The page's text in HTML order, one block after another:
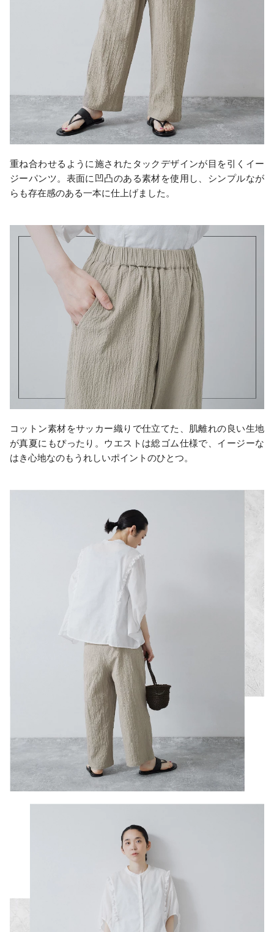
重ね合わせるように施されたタックデザインが目を引くイー
ジーパンツ。表面に凹凸のある素材を使用し、シンプルなが
らも存在感のある一本に仕上げました。
コットン素材をサッカー織りで仕立てた、肌離れの良い生地
が真夏にもぴったり。ウエストは総ゴム仕様で、イージーな
はき心地なのもうれしいポイントのひとつ。